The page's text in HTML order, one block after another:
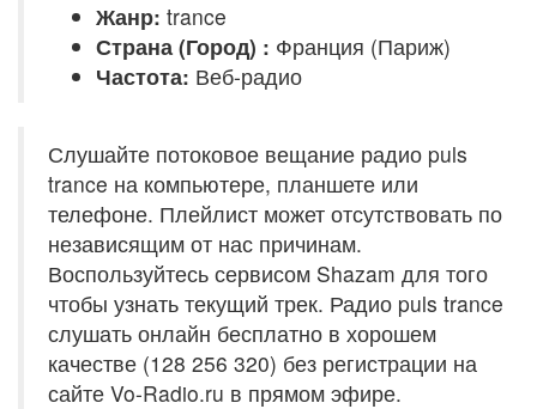
Жанр: trance
Страна (Город) : Франция (Париж)
Частота: Веб-радио
Слушайте потоковое вещание радио puls
trance на компьютере, планшете или
телефоне. Плейлист может отсутствовать по
независящим от нас причинам.
Воспользуйтесь сервисом Shazam для того
чтобы узнать текущий трек. Радио puls trance
слушать онлайн бесплатно в хорошем
качестве (128 256 320) без регистрации на
сайте Vo-Radio.ru в прямом эфире.